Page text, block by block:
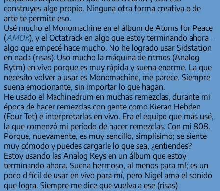
construyes algo propio. Ninguna otra forma creativa o de
arte te permite eso.
Usé mucho el Monomachine en el álbum de Atoms for Peace
(AMOK), y el Octatrack en algo que estoy terminando ahora –
algo que empecé hace mucho. No he logrado usar Sidstation
en nada (risas). Uso mucho la máquina de ritmos (Analog
Rytm) en vivo porque es muy rápida y suena enorme. La que
necesito volver a usar es Monomachine, me parece. Siempre
suena emocionante, sin importar lo que hagan.
He usado el Machinedrum en muchas remezclas, durante mi
época de hacer remezclas con gente como Kieran Hebden
(Four Tet) e interpretarlas en vivo. Era el equipo que más usé,
la que comenzó mi período de hacer remezclas. Con mi 808.
Porque, nuevamente, es muy sencillo, simplísimo; se siente
muy cómodo y puedes cargarle lo que sea, ¿entiendes?
Estoy usando las Analog Keys en un álbum que estoy
terminando ahora. Suena hermoso, al menos para mí; es un
poco difícil de usar en vivo para mí, pero Nigel ama el sonido
que logra. Siempre me dice que vuelva a ese (risas)